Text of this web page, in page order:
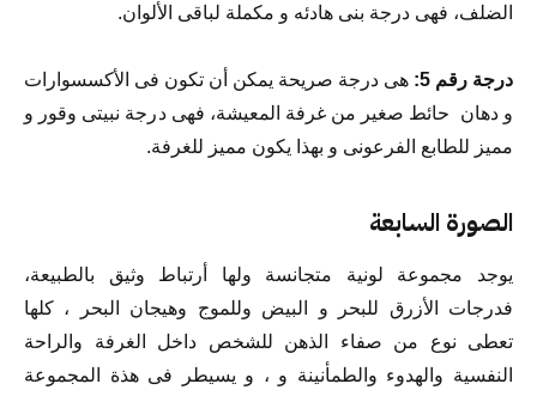
الضلف، فهى درجة بنى هادئه و مكملة لباقى الألوان.
درجة رقم 5:
هى درجة صريحة يمكن أن تكون فى الأكسسوارات
و دهان حائط صغير من غرفة المعيشة، فهى درجة نبيتى وقور و
مميز للطابع الفرعونى و بهذا يكون مميز للغرفة.
الصورة السابعة
يوجد مجموعة لونية متجانسة ولها أرتباط وثيق بالطبيعة،
فدرجات الأزرق للبحر و البيض وللموج وهيجان البحر ، كلها
تعطى نوع من صفاء الذهن للشخص داخل الغرفة والراحة
النفسية والهدوء والطمأنينة و ، و يسيطر فى هذة المجموعة